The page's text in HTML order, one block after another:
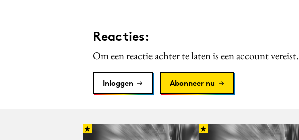
Reacties:
Om een reactie achter te laten is een account vereist.
Inloggen Abonneer nu